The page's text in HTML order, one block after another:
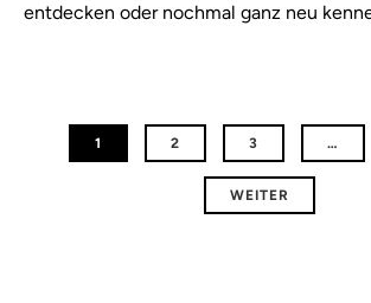
entdecken oder nochmal ganz neu
1 2 3 …
WEITER